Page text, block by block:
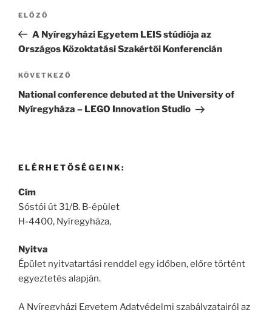
Bejegyzés
Korábbi
bejegyzés
ELŐZŐ
A Nyíregyházi Egyetem LEIS stúdiója az
Országos Közoktatási Szakértői Konferencián
Következő
bejegyzés
KÖVETKEZŐ
National conference debuted at the University of
Nyíregyháza – LEGO Innovation Studio
ELÉRHETŐSÉGEINK:
Cím
Sóstói út 31/B. B-épület
H-4400, Nyíregyháza,
Nyitva
Épület nyitvatartási renddel egy időben, előre történt
egyeztetés alapján.
A Nyíregyházi Egyetem Adatvédelmi szabályzatairól az